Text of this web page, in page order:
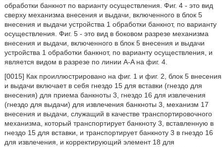
обработки банкнот по варианту осуществления. Фиг. 4 - это вид
сверху механизма внесения и выдачи, включенного в блок 5
внесения и выдачи устройства 1 обработки банкнот, по варианту
осуществления. Фиг. 5 - это вид в боковом разрезе механизма
внесения и выдачи, включенного в блок 5 внесения и выдачи
устройства 1 обработки банкнот, по варианту осуществления, и
является видом в разрезе по линии A-A на фиг. 4.
[0015] Как проиллюстрировано на фиг. 1 и фиг. 2, блок 5 внесения
и выдачи включает в себя гнездо 15 для вставки (гнездо для
внесения) для приема банкноты 3, гнездо 16 для извлечения
(гнездо для выдачи) для извлечения банкноты 3, механизм 17
внесения и выдачи, служащий в качестве транспортировочного
механизма, который транспортирует банкноту 3, вставленную в
гнездо 15 для вставки, и транспортирует банкноту 3 в гнездо 16
для извлечения, и корректирующий элемент 18 для